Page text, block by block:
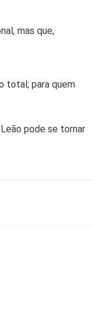
mas que,
total; para quem
pode se tornar